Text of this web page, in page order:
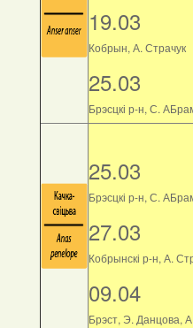
19.03
Кобрын, А. Страчук
25.03
Брэсцкі р-н, С.
25.03
Брэсцкі р-н, С.
27.03
Кобрынскі р-н, А.
09.04
Брэст, Э. Данцова,